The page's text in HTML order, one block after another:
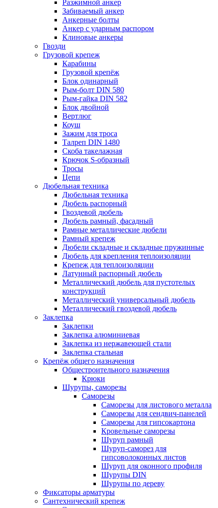
Разжимной анкер
Забиваемый анкер
Анкерные болты
Анкер с ударным распором
Клиновые анкеры
Гвозди
Грузовой крепеж
Карабины
Грузовой крепёж
Блок одинарный
Рым-болт DIN 580
Рым-гайка DIN 582
Блок двойной
Вертлюг
Коуш
Зажим для троса
Талреп DIN 1480
Скоба такелажная
Крючок S-образный
Тросы
Цепи
Дюбельная техника
Дюбельная техника
Дюбель распорный
Гвоздевой дюбель
Дюбель рамный, фасадный
Рамные металлические дюбели
Рамный крепеж
Дюбели складные и складные пружинные
Дюбель для крепления теплоизоляции
Крепеж для теплоизоляции
Латунный распорный дюбель
Металлический дюбель для пустотелых
конструкций
Металлический универсальный дюбель
Металлический гвоздевой дюбель
Заклепка
Заклепки
Заклепка алюминиевая
Заклепка из нержавеющей стали
Заклепка стальная
Крепёж общего назначения
Общестроительного назначения
Крюки
Шурупы, саморезы
Саморезы
Саморезы для листового металла
Саморезы для сендвич-панелей
Саморезы для гипсокартона
Кровельные саморезы
Шуруп рамный
Шуруп-саморез для
гипсоволоконных листов
Шуруп для оконного профиля
Шурупы DIN
Шурупы по дереву
Фиксаторы арматуры
Сантехнический крепеж